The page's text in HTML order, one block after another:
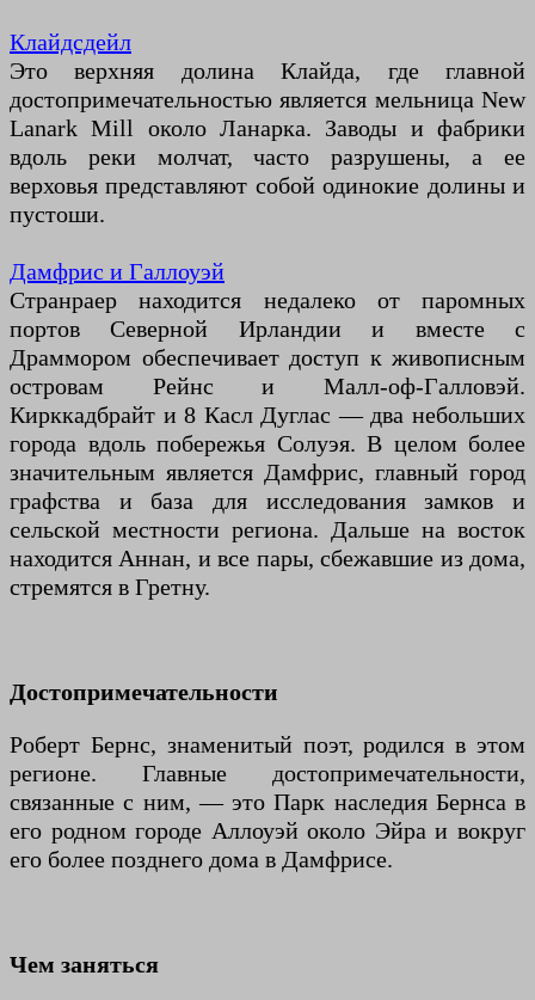
Клайдсдейл
Это верхняя долина Клайда, где главной
достопримечательностью является мельница New
Lanark Mill около Ланарка. Заводы и фабрики
вдоль реки молчат, часто разрушены, а ее
верховья представляют собой одинокие долины и
пустоши.
Дамфрис и Галлоуэй
Странраер находится недалеко от паромных
портов Северной Ирландии и вместе с
Драммором обеспечивает доступ к живописным
островам Рейнс и Малл-оф-Галловэй.
Кирккадбрайт и 8 Касл Дуглас — два небольших
города вдоль побережья Солуэя. В целом более
значительным является Дамфрис, главный город
графства и база для исследования замков и
сельской местности региона. Дальше на восток
находится Аннан, и все пары, сбежавшие из дома,
стремятся в Гретну.
Достопримечательности
Роберт Бернс, знаменитый поэт, родился в этом
регионе. Главные достопримечательности,
связанные с ним, — это Парк наследия Бернса в
его родном городе Аллоуэй около Эйра и вокруг
его более позднего дома в Дамфрисе.
Чем заняться